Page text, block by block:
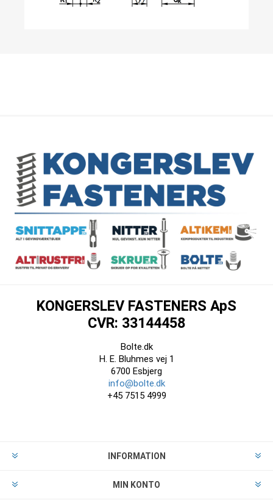
KONGERSLEV FASTENERS ApS
CVR: 33144458
Bolte.dk
H. E. Bluhmes vej 1
6700 Esbjerg
info@bolte.dk
+45 7515 4999
INFORMATION
MIN KONTO